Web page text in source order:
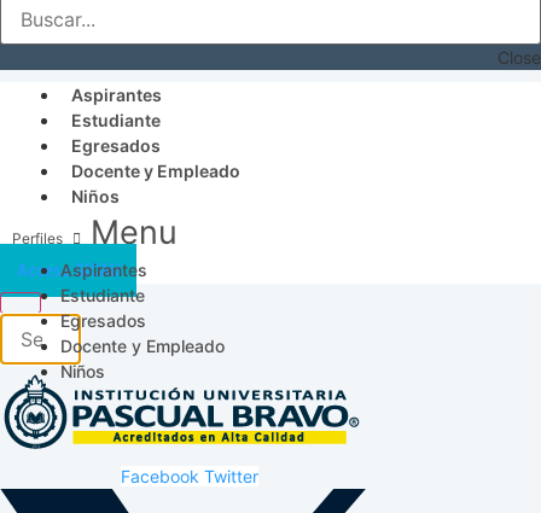
Close
Aspirantes
Estudiante
Egresados
Docente y Empleado
Niños
Menu
Aspirantes
Estudiante
Egresados
Docente y Empleado
Niños
Acceso SICAU
Facebook Twitter